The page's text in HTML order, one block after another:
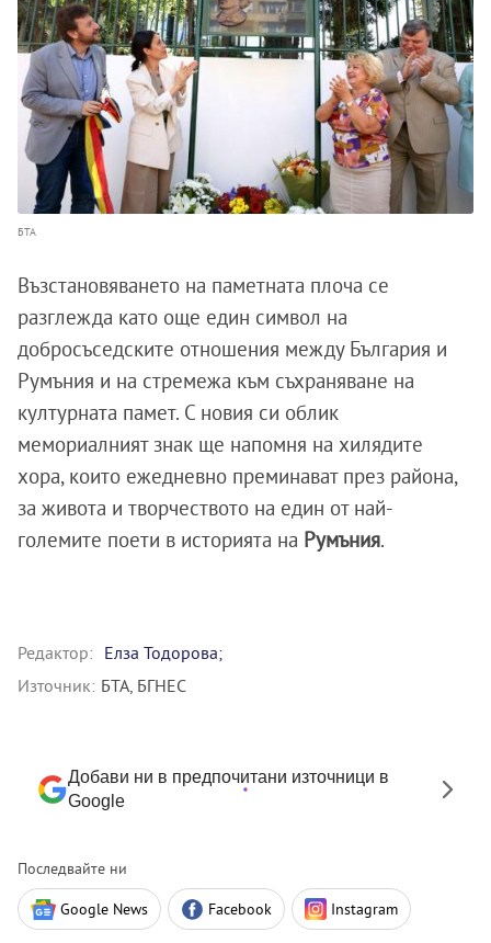
БТА
Възстановяването на паметната плоча се
разглежда като още един символ на
добросъседските отношения между България и
Румъния и на стремежа към съхраняване на
културната памет. С новия си облик
мемориалният знак ще напомня на хилядите
хора, които ежедневно преминават през района,
за живота и творчеството на един от най-
големите поети в историята на Румъния.
Редактор: Елза Тодорова;
Източник: БТА, БГНЕС
Добави ни в предпочитани източници в
Google
Последвайте ни
Google News Facebook Instagram